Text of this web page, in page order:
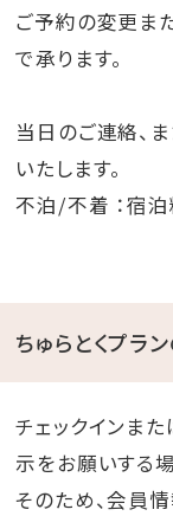
ご予約の変更ま
で承ります。
当日のご連絡、
いたします。
不泊/不着 ：宿泊
ちゅらとくプラ
チェックインま
示をお願いする
そのため、会員情